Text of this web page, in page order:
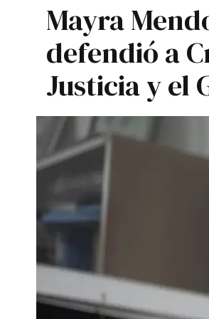
Mayra
defendió a
Justicia y el